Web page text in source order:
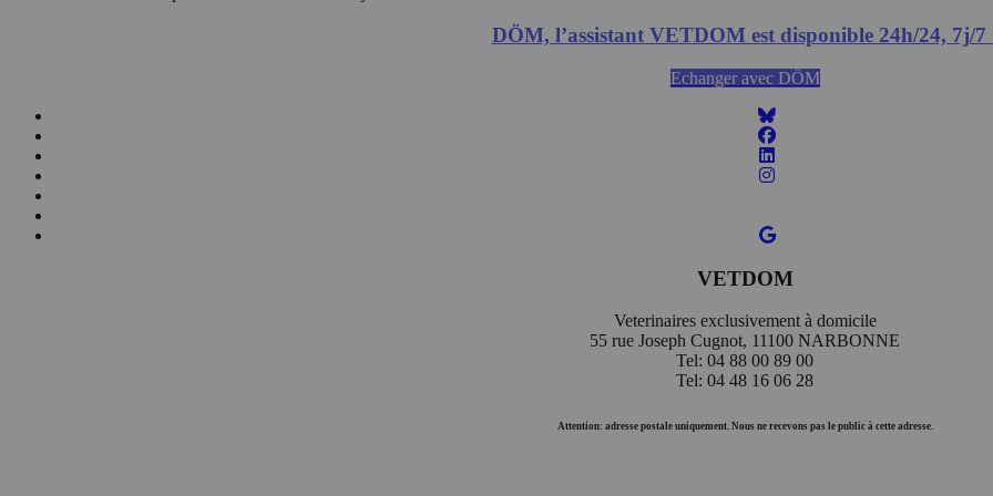
DÖM, l’assistant VETDOM est disponible 24h/24, 7j/7
Echanger avec DÖM
VETDOM
Veterinaires exclusivement à domicile
55 rue Joseph Cugnot, 11100 NARBONNE
Tel: 04 88 00 89 00
Tel: 04 48 16 06 28
Attention: adresse postale uniquement. Nous ne recevons pas le public à cette adresse.